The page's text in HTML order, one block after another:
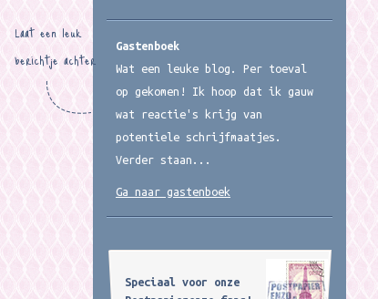
Gastenboek
Wat een leuke blog. Per toeval
op gekomen! Ik hoop dat ik gauw
wat reactie's krijg van
potentiele schrijfmaatjes.
Verder staan...
Laat een leuk
berichtje achter
Ga naar gastenboek
Speciaal voor onze